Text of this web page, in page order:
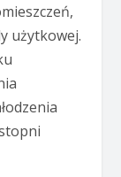
użytkowej.